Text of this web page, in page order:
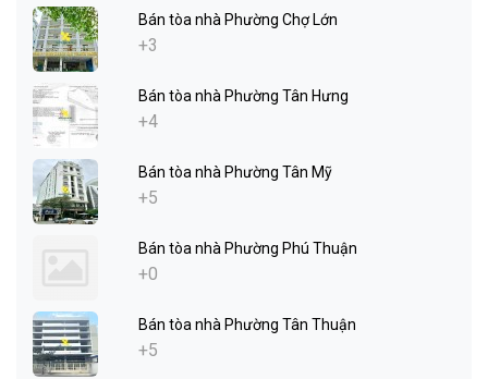
Bán tòa nhà Phường Chợ Lớn
+3
Bán tòa nhà Phường Tân Hưng
+4
Bán tòa nhà Phường Tân Mỹ
+5
Bán tòa nhà Phường Phú Thuận
+0
Bán tòa nhà Phường Tân Thuận
+5